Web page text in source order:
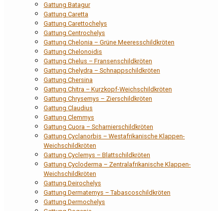
Gattung Batagur
Gattung Caretta
Gattung Carettochelys
Gattung Centrochelys
Gattung Chelonia – Grüne Meeresschildkröten
Gattung Chelonoidis
Gattung Chelus – Fransenschildkröten
Gattung Chelydra – Schnappschildkröten
Gattung Chersina
Gattung Chitra – Kurzkopf-Weichschildkröten
Gattung Chrysemys – Zierschildkröten
Gattung Claudius
Gattung Clemmys
Gattung Cuora – Scharnierschildkröten
Gattung Cyclanorbis – Westafrikanische Klappen-
Weichschildkröten
Gattung Cyclemys – Blattschildkröten
Gattung Cycloderma – Zentralafrikanische Klappen-
Weichschildkröten
Gattung Deirochelys
Gattung Dermatemys – Tabascoschildkröten
Gattung Dermochelys